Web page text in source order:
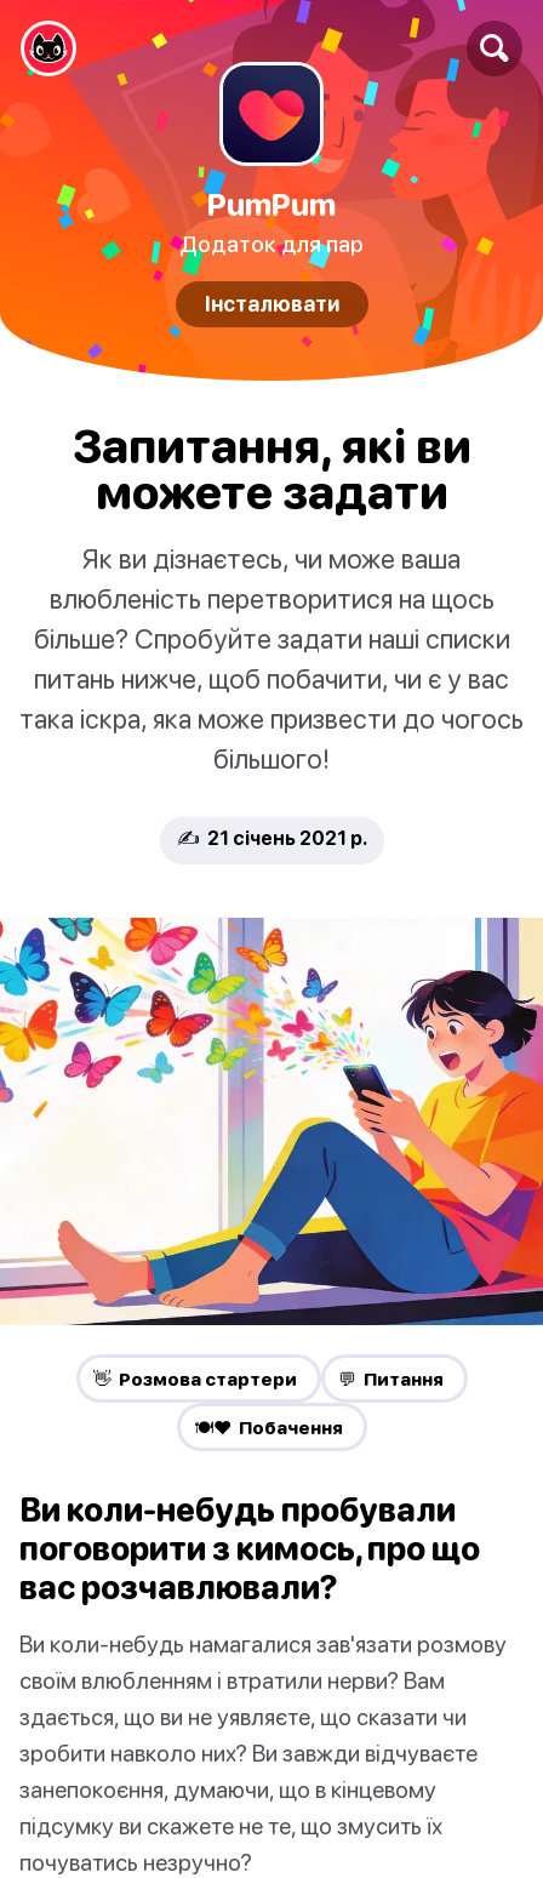
PumPum
Додаток для пар
Інсталювати
Запитання, які ви
можете задати
Як ви дізнаєтесь, чи може ваша
влюбленість перетворитися на щось
більше? Спробуйте задати наші списки
питань нижче, щоб побачити, чи є у вас
така іскра, яка може призвести до чогось
більшого!
✍️ 21 січень 2021 р.
👋 Pозмова стартери 💬 Питання
🍽️❤️ Побачення
Ви коли-небудь пробували
поговорити з кимось, про що
вас розчавлювали?
Ви коли-небудь намагалися зав'язати розмову
своїм влюбленням і втратили нерви? Вам
здається, що ви не уявляєте, що сказати чи
зробити навколо них? Ви завжди відчуваєте
занепокоєння, думаючи, що в кінцевому
підсумку ви скажете не те, що змусить їх
почуватись незручно?